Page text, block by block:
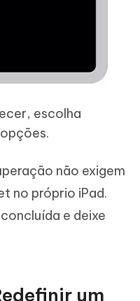
escolha
não exigem
no próprio iPad.
e deixe
um